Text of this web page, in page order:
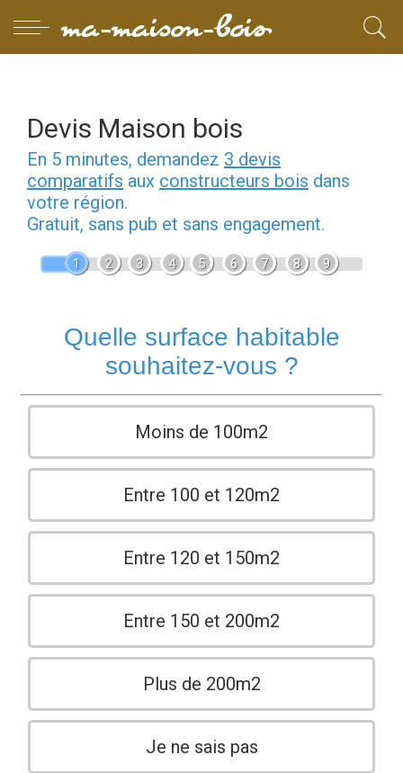
Devis Maison bois
En 5 minutes, demandez 3 devis
comparatifs aux constructeurs bois dans
votre région.
Gratuit, sans pub et sans engagement.
1 2 3 4 5 6 7 8 9
Quelle surface habitable
souhaitez-vous ?
Moins de 100m2
Entre 100 et 120m2
Entre 120 et 150m2
Entre 150 et 200m2
Plus de 200m2
Je ne sais pas